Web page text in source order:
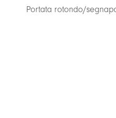
Piatto fondo